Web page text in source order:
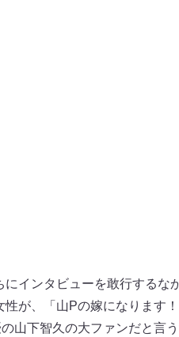
インタビューを敢行するな
が、「山Pの嫁になります
山下智久の大ファンだと言